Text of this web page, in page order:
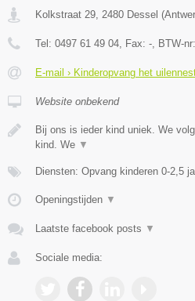
Kolkstraat 29 2480 Dessel (
Tel: 0497 61 49 04 , Fax: - , BTW-nr:
E-mail › Kinderopvang het
Website onbekend
Bij ons is ieder kind uniek. We
kind. We ▼
Diensten: Opvang kinderen 0-2,5
Openingstijden ▼
Laatste facebook posts ▼
Sociale media: